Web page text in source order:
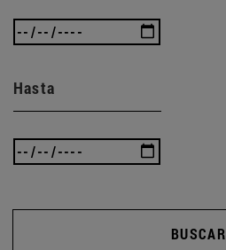
Hasta
BUSCAR